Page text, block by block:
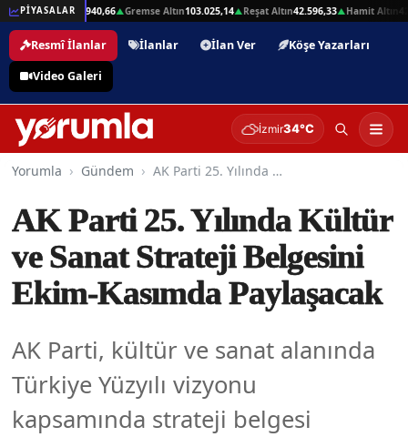
PİYASALAR
Beşli Altın207.940,66▲Gremse Altın103.025,14▲Reşat Altın42.596,33▲Hamit Altın
Resmî İlanlar İlanlar İlan Ver
Köşe Yazarları
Video Galeri
İzmir34°C
Yorumla Gündem AK Parti 25. Yılında Kültür ve Sanat Strateji Belgesini Ekim-Kasımda Paylaşacak
AK Parti 25. Yılında Kültür
ve Sanat Strateji Belgesini
Ekim-Kasımda Paylaşacak
AK Parti, kültür ve sanat alanında
Türkiye Yüzyılı vizyonu
kapsamında strateji belgesi